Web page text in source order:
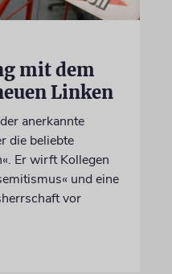
mit dem
Linken
anerkannte
die beliebte
Er wirft Kollegen
und eine
vor